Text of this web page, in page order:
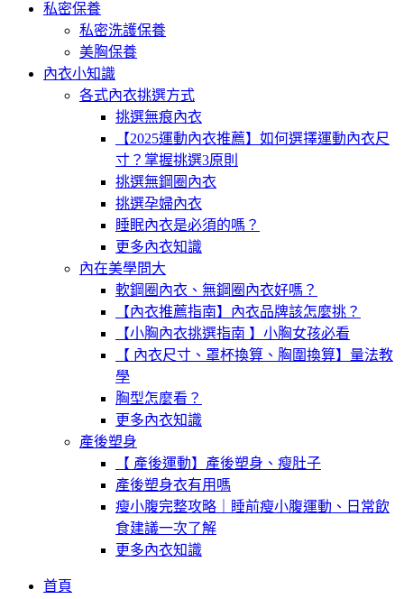
私密保養
私密洗護保養
美胸保養
內衣小知識
各式內衣挑選方式
挑選無痕內衣
【2025運動內衣推薦】如何選擇運動內衣尺
寸？掌握挑選3原則
挑選無鋼圈內衣
挑選孕婦內衣
睡眠內衣是必須的嗎？
更多內衣知識
內在美學問大
軟鋼圈內衣、無鋼圈內衣好嗎？
【內衣推薦指南】內衣品牌該怎麼挑？
【小胸內衣挑選指南 】小胸女孩必看
【 內衣尺寸、罩杯換算、胸圍換算】量法教
學
胸型怎麼看？
更多內衣知識
產後塑身
【 產後運動】產後塑身、瘦肚子
產後塑身衣有用嗎
瘦小腹完整攻略｜睡前瘦小腹運動、日常飲
食建議一次了解
更多內衣知識
首頁